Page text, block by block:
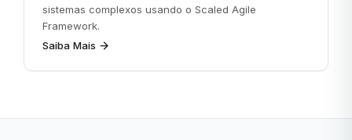
sistemas complexos usando o Scaled Agile
Framework.
Saiba Mais